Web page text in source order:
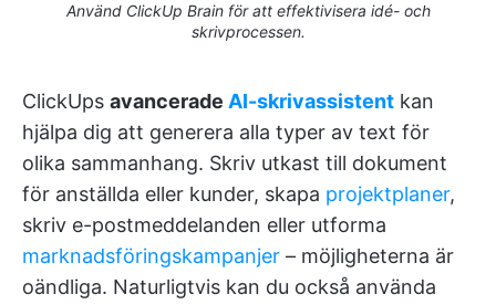
Använd ClickUp Brain för att effektivisera idé- och
skrivprocessen.
ClickUps avancerade AI-skrivassistent kan
hjälpa dig att generera alla typer av text för
olika sammanhang. Skriv utkast till dokument
för anställda eller kunder, skapa projektplaner,
skriv e-postmeddelanden eller utforma
marknadsföringskampanjer – möjligheterna är
oändliga. Naturligtvis kan du också använda